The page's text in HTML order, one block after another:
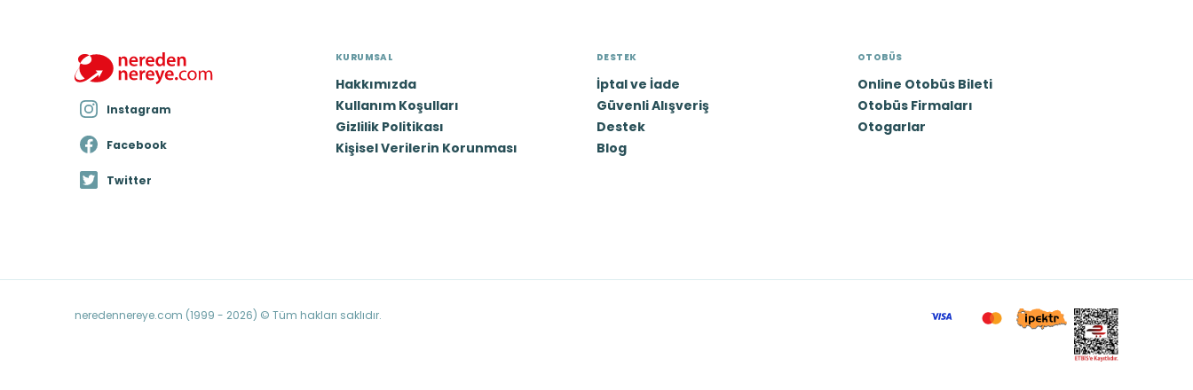
Instagram
Facebook
Twitter
KURUMSAL
Hakkımızda
Kullanım Koşulları
Gizlilik Politikası
Kişisel Verilerin Korunması
DESTEK
İptal ve İade
Güvenli Alışveriş
Destek
Blog
OTOBÜS
Online Otobüs Bileti
Otobüs Firmaları
Otogarlar
neredennereye.com (1999 - 2026) © Tüm hakları saklıdır.